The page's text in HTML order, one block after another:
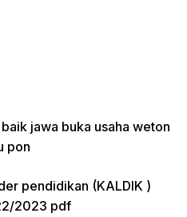
jawa buka usaha weton
pon
pendidikan (KALDIK )
2023 pdf